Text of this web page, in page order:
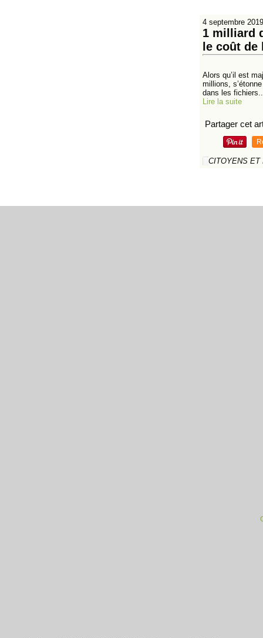
4 septembre 2019
1 milliard
le coût de
Alors qu’il est
millions,
dans les
Lire la suite
Partager cet
CITOYENS ET